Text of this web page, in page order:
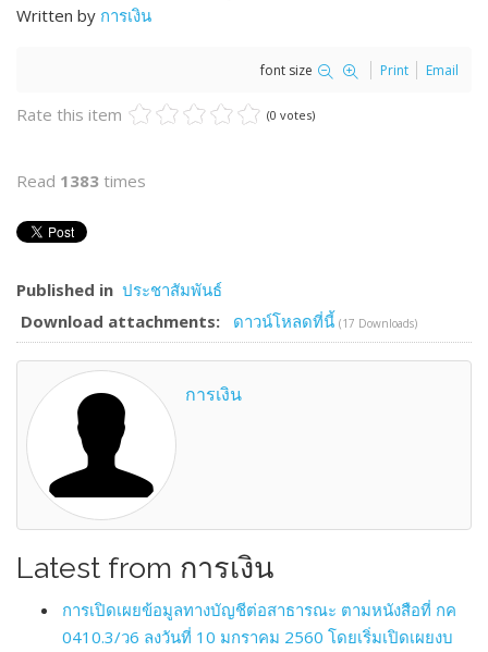
Written by การเงิน
font size Print Email
Rate this item (0 votes)
Read 1383 times
Published in ประชาสัมพันธ์
Download attachments:
ดาวน์โหลดที่นี้ (17 Downloads)
การเงิน
Latest from การเงิน
การเปิดเผยข้อมูลทางบัญชีต่อสาธารณะ ตามหนังสือที่ กค
0410.3/ว6 ลงวันที่ 10 มกราคม 2560 โดยเริ่มเปิดเผยงบ